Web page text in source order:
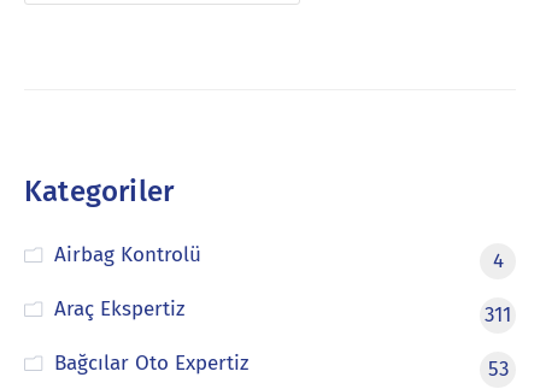
Kategoriler
Airbag Kontrolü
4
Araç Ekspertiz
311
Bağcılar Oto Expertiz
53